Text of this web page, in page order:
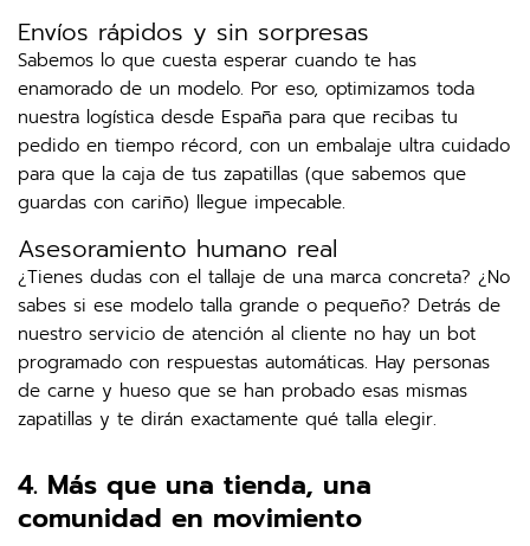
Envíos rápidos y sin sorpresas
Sabemos lo que cuesta esperar cuando te has
enamorado de un modelo. Por eso, optimizamos toda
nuestra logística desde España para que recibas tu
pedido en tiempo récord, con un embalaje ultra cuidado
para que la caja de tus zapatillas (que sabemos que
guardas con cariño) llegue impecable.
Asesoramiento humano real
¿Tienes dudas con el tallaje de una marca concreta? ¿No
sabes si ese modelo talla grande o pequeño? Detrás de
nuestro servicio de atención al cliente no hay un bot
programado con respuestas automáticas. Hay personas
de carne y hueso que se han probado esas mismas
zapatillas y te dirán exactamente qué talla elegir.
4. Más que una tienda, una
comunidad en movimiento